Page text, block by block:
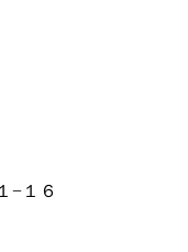
−１６